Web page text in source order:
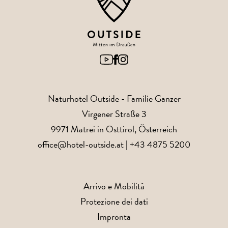
Naturhotel Outside- Familie Ganzer
Virgener Straße 3
9971 Matrei in Osttirol, Österreich
office@hotel-outside.at|+43 4875 5200
Arrivo e Mobilità
Protezione dei dati
Impronta